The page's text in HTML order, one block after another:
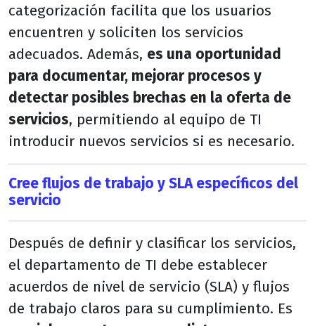
categorización facilita que los usuarios
encuentren y soliciten los servicios
adecuados. Además, es una oportunidad
para documentar, mejorar procesos y
detectar posibles brechas en la oferta de
servicios, permitiendo al equipo de TI
introducir nuevos servicios si es necesario.
Cree flujos de trabajo y SLA específicos del
servicio
Después de definir y clasificar los servicios,
el departamento de TI debe establecer
acuerdos de nivel de servicio (SLA) y flujos
de trabajo claros para su cumplimiento. Es